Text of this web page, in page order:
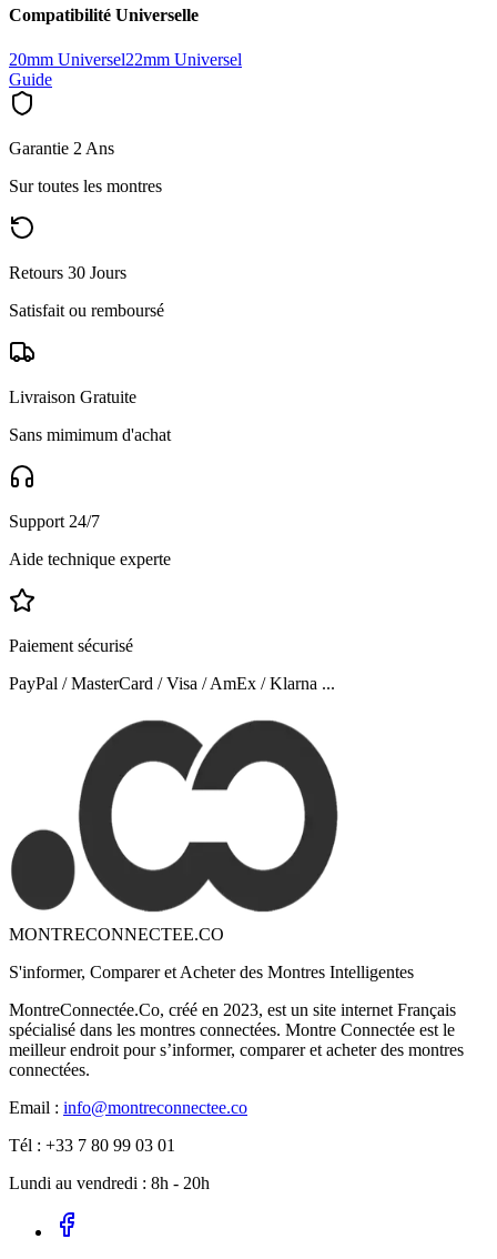
Compatibilité Universelle
20mm Universel22mm Universel
Guide
Garantie 2 Ans
Sur toutes les montres
Retours 30 Jours
Satisfait ou remboursé
Livraison Gratuite
Sans mimimum d'achat
Support 24/7
Aide technique experte
Paiement sécurisé
PayPal / MasterCard / Visa / AmEx / Klarna ...
MONTRECONNECTEE.CO
S'informer, Comparer et Acheter des Montres Intelligentes
MontreConnectée.Co, créé en 2023, est un site internet Français
spécialisé dans les montres connectées. Montre Connectée est le
meilleur endroit pour s’informer, comparer et acheter des montres
connectées.
Email : info@montreconnectee.co
Tél : +33 7 80 99 03 01
Lundi au vendredi : 8h - 20h